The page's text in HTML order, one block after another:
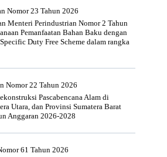
Nomor 23 Tahun 2026
Menteri Perindustrian Nomor 2 Tahun
Pemanfaatan Bahan Baku dengan
Duty Free Scheme dalam rangka
Nomor 22 Tahun 2026
Pascabencana Alam di
Utara, dan Provinsi Sumatera Barat
Anggaran 2026-2028
61 Tahun 2026